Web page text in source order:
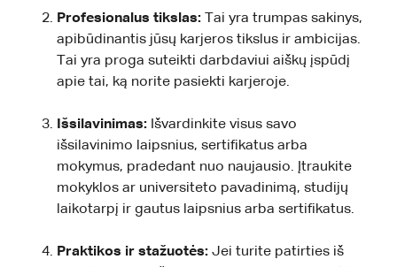
Profesionalus tikslas: Tai yra trumpas sakinys,
apibūdinantis jūsų karjeros tikslus ir ambicijas.
Tai yra proga suteikti darbdaviui aiškų įspūdį
apie tai, ką norite pasiekti karjeroje.
Išsilavinimas: Išvardinkite visus savo
išsilavinimo laipsnius, sertifikatus arba
mokymus, pradedant nuo naujausio. Įtraukite
mokyklos ar universiteto pavadinimą, studijų
laikotarpį ir gautus laipsnius arba sertifikatus.
Praktikos ir stažuotės: Jei turite patirties iš